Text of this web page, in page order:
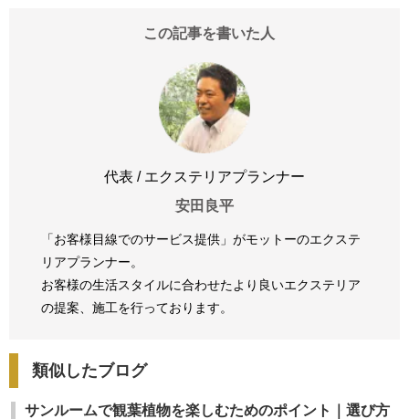
この記事を書いた人
代表 / エクステリアプランナー
安田良平
「お客様目線でのサービス提供」がモットーのエクステ
リアプランナー。
お客様の生活スタイルに合わせたより良いエクステリア
の提案、 施工を行っております。
類似したブログ
サンルームで観葉植物を楽しむためのポイント｜選び方